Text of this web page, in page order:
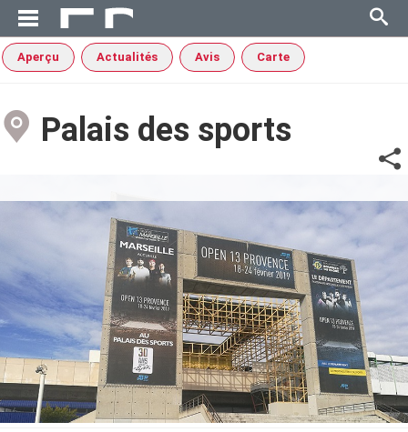
Aperçu Actualités Avis Carte
Palais des sports